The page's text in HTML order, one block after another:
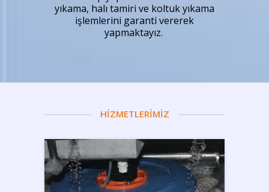
yıkama, halı tamiri ve koltuk yıkama
işlemlerini garanti vererek
yapmaktayız.
HİZMETLERİMİZ